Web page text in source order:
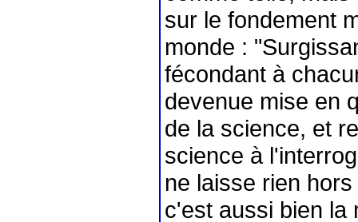
sur le fondement
monde :
fécondant à
devenue mise en
de la science, et
science à
ne laisse rien
c'est aussi bien la